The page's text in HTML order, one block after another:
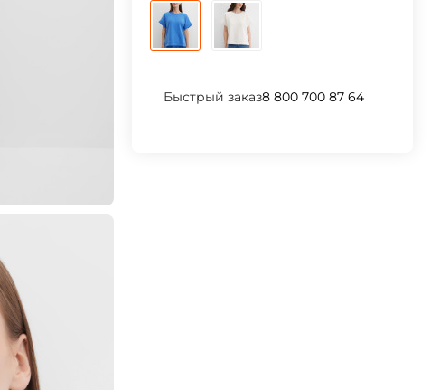
Быстрый заказ8 800 700 87 64